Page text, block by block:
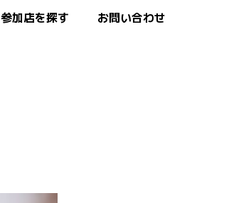
参加店を探す お問い合わせ